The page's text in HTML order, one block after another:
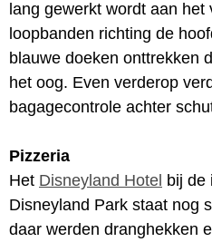
lang gewerkt wordt aan het
loopbanden richting de
blauwe doeken onttrekken
het oog. Even verderop
bagagecontrole achter
Pizzeria
Het Disneyland Hotel bij de
Disneyland Park staat nog
daar werden dranghekken